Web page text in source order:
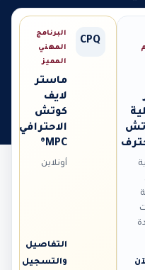
CPQ
البرنامج
المهني
المميز
ماستر
لايف
كوتش
الاحترافي
MPC®
أونلاين
التفاصيل
والتسجيل